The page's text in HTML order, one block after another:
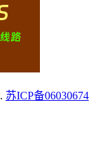
. 苏ICP备06030674